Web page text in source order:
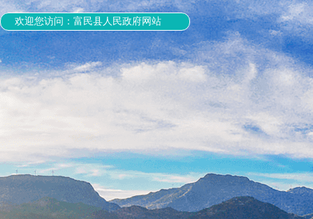
欢迎您访问：富民县人民政府网站